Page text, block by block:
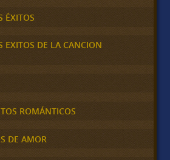
ÉXITOS
EXITOS DE LA CANCION
ROMÁNTICOS
DE AMOR